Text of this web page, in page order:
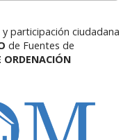
participación ciudadana
de Fuentes de
ORDENACIÓN